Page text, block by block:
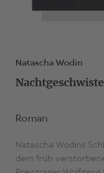
Natascha Wodin
Roman
Natascha Wodins
dem früh